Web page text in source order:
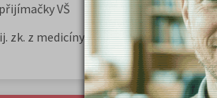
VŠ
zk. z medicíny